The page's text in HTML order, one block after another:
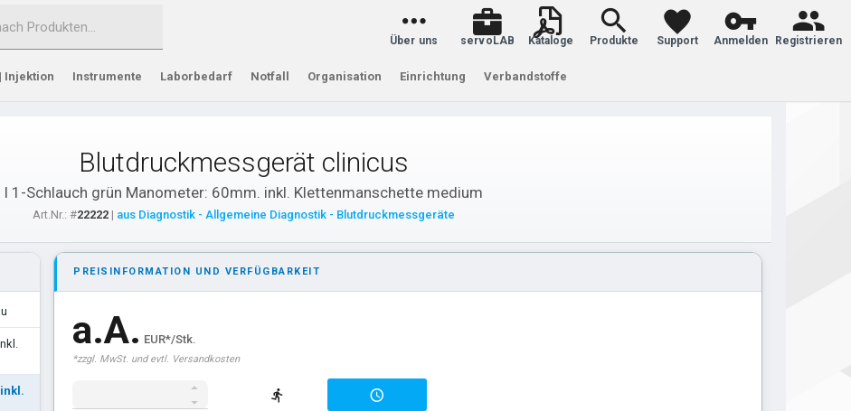
Über uns servoLAB Kataloge Produkte Support Anmelden Registrieren
Injektion Instrumente Laborbedarf Notfall Organisation Einrichtung Verbandstoffe
Blutdruckmessgerät clinicus
I 1-Schlauch grün Manometer: 60mm. inkl. Klettenmanschette medium
Art.Nr.: #22222| aus Diagnostik - Allgemeine Diagnostik - Blutdruckmessgeräte
PREISINFORMATION UND VERFÜGBARKEIT
a.A. EUR*/Stk.
*zzgl. MwSt. und evtl. Versandkosten